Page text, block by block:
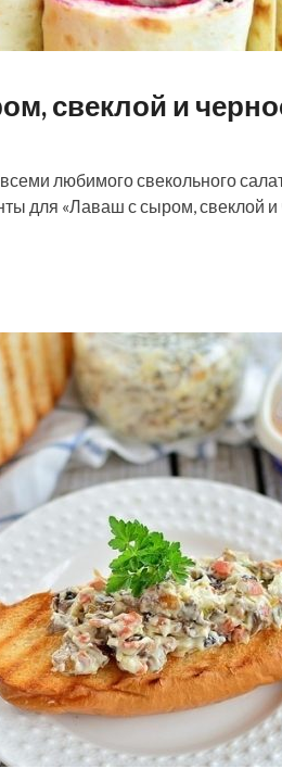
свеклой и
любимого свекольного
для «Лаваш с сыром, свеклой